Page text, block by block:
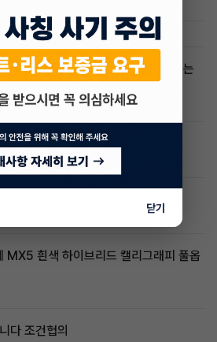
트 승계 받아요 지원금 되시는
득심사는 가능한 수입차 있을까요?
75만원아래로있을까요
MX5 흰색 하이브리드 캘리그래피 풀옵
다 조건협의
닫기